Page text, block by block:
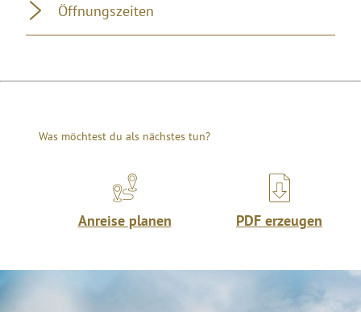
Öffnungszeiten
Was möchtest du als nächstes tun?
Anreise planen PDF erzeugen